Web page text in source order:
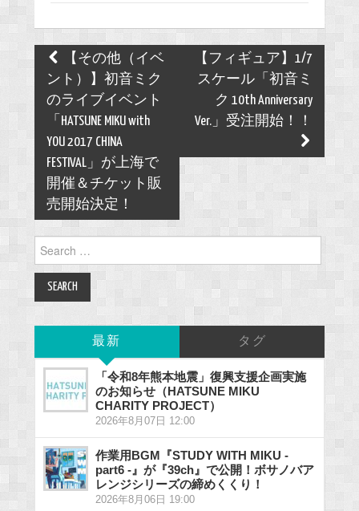
Post
navigation
【その他（イベ
ント）】初音ミク
のライブイベント
「HATSUNE MIKU with
YOU 2017 CHINA
FESTIVAL」が上海で
開催＆チケット販
売開始決定！
【フィギュア】1/7
スケール「初音ミ
ク 10th Anniversary
Ver.」受注開始！！
for:
最新 タグ
「令和8年熊本地震」復興支援企画実施
のお知らせ（HATSUNE MIKU
CHARITY PROJECT）
2026年8月07日 12:00
作業用BGM『STUDY WITH MIKU -
part6 -』が『39ch』で公開！ボサノバア
レンジシリーズの締めくくり！
2026年8月06日 19:00